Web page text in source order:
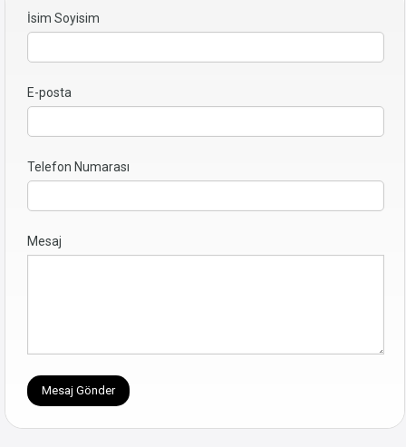
İsim Soyisim
E-posta
Telefon Numarası
Mesaj